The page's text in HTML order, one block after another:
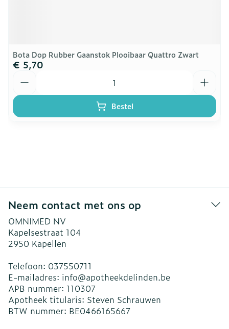
Bota Dop Rubber Gaanstok Plooibaar Quattro Zwart
€ 5,70
Bestel
Neem contact met ons op
OMNIMED NV
Kapelsestraat 104
2950 Kapellen
Telefoon: 037550711
E-mailadres: info@apotheekdelinden.be
APB nummer: 110307
Apotheek titularis: Steven Schrauwen
BTW nummer: BE0466165667